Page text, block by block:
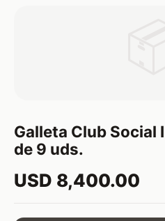
Galleta Club Social
de 9 uds.
USD 8,400.00